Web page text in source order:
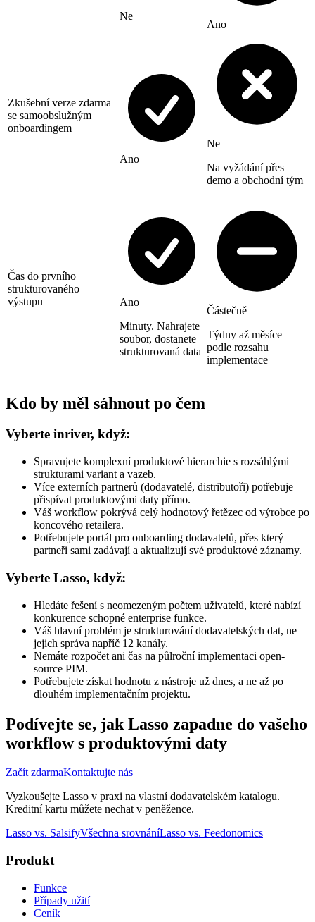
Ne
Ano
Zkušební verze zdarma
se samoobslužným
onboardingem
Ano
Ne
Na vyžádání přes
demo a obchodní tým
Čas do prvního
strukturovaného
výstupu
Ano
Minuty. Nahrajete
soubor, dostanete
strukturovaná data
Částečně
Týdny až měsíce
podle rozsahu
implementace
Kdo by měl sáhnout po čem
Vyberte inriver, když:
Spravujete komplexní produktové hierarchie s rozsáhlými
strukturami variant a vazeb.
Více externích partnerů (dodavatelé, distributoři) potřebuje
přispívat produktovými daty přímo.
Váš workflow pokrývá celý hodnotový řetězec od výrobce po
koncového retailera.
Potřebujete portál pro onboarding dodavatelů, přes který
partneři sami zadávají a aktualizují své produktové záznamy.
Vyberte Lasso, když:
Hledáte řešení s neomezeným počtem uživatelů, které nabízí
konkurence schopné enterprise funkce.
Váš hlavní problém je strukturování dodavatelských dat, ne
jejich správa napříč 12 kanály.
Nemáte rozpočet ani čas na půlroční implementaci open-
source PIM.
Potřebujete získat hodnotu z nástroje už dnes, a ne až po
dlouhém implementačním projektu.
Podívejte se, jak Lasso zapadne do vašeho
workflow s produktovými daty
Začít zdarmaKontaktujte nás
Vyzkoušejte Lasso v praxi na vlastní dodavatelském katalogu.
Kreditní kartu můžete nechat v peněžence.
Lasso vs. SalsifyVšechna srovnáníLasso vs. Feedonomics
Produkt
Funkce
Případy užití
Ceník